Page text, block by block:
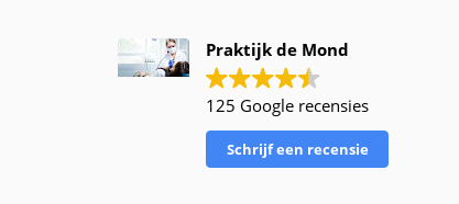
Praktijk de Mond
125 Google recensies
Schrijf een recensie